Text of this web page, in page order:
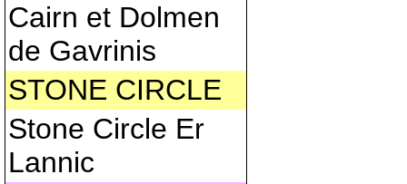
Cairn et Dolmen
de Gavrinis
STONE CIRCLE
Stone Circle Er
Lannic